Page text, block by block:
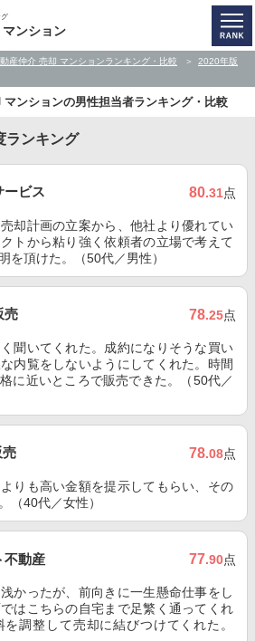
グ
ンション
産仲介 売却 マンションランキング・比較
2020年版
マンションの男性担当者ランキング・比較
ランキング
ービス 80.31点
却計画の立案から、他社より優れてい
トから粘り強く依頼者の立場で考えて
を頂けた。（50代／男性）
売 78.25点
聞いてくれた。成約になりそうな買い
内覧をしないようにしてくれた。時間
に近いところで販売できた。（50代／
売 78.08点
りも高い金額を提示してもらい、その
（40代／女性）
不動産 77.90点
かったが、前向きに一生懸命仕事をし
はこちらの自宅まで足繁く通ってくれ
調整して売却に結びつけてくれた。